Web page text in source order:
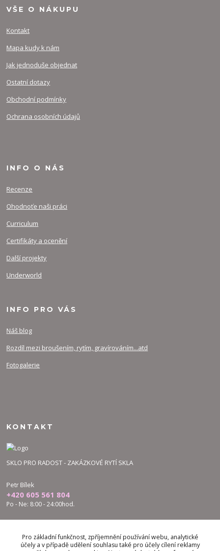
VŠE O NÁKUPU
Kontakt
Mapa kudy k nám
Jak jednoduše objednat
Ostatní dotazy
Obchodní podmínky
Ochrana osobních údajů
INFO O NÁS
Recenze
Ohodnoťe naši práci
Curriculum
Certifikáty a ocenění
Další projekty
Underworld
INFO PRO VÁS
Náš blog
Rozdíl mezi broušením, rytím, gravírováním...atd
Fotogalerie
KONTAKT
SKLO PRO RADOST - ZAKÁZKOVÉ RYTÍ SKLA
Petr Bílek
+420 605 561 804
Po - Ne: 8:00 - 24:00hod.
bilek.petr@skloproradost.cz
Pro základní funkčnost, zpříjemnění používání webu, analytické
účely a v případě udělení souhlasu také pro účely cílení reklamy